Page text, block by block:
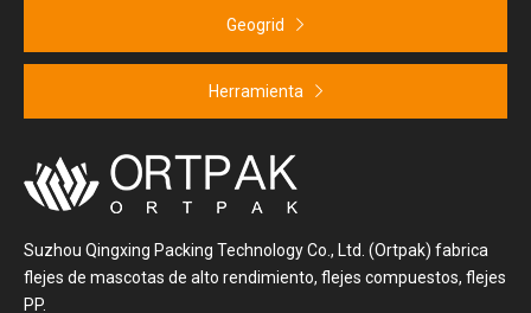
Geogrid
Herramienta
Suzhou Qingxing Packing Technology Co., Ltd. (Ortpak) fabrica
flejes de mascotas de alto rendimiento, flejes compuestos, flejes
PP.